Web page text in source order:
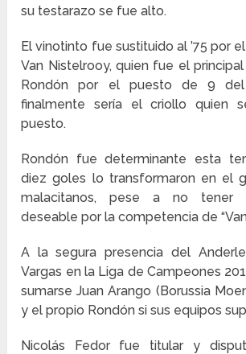
su testarazo se fue alto.
El vinotinto fue sustituido al ’75 por
Van Nistelrooy, quien fue el
Rondón por el puesto de 9 del
finalmente sería el criollo quien
puesto.
Rondón fue determinante esta
diez goles lo transformaron en el
malacitanos, pese a no tener
deseable por la competencia de “Van
A la segura presencia del
Vargas en la Liga de Campeones
sumarse Juan Arango (Borussia
y el propio Rondón si sus equipos
Nicolás Fedor fue titular y